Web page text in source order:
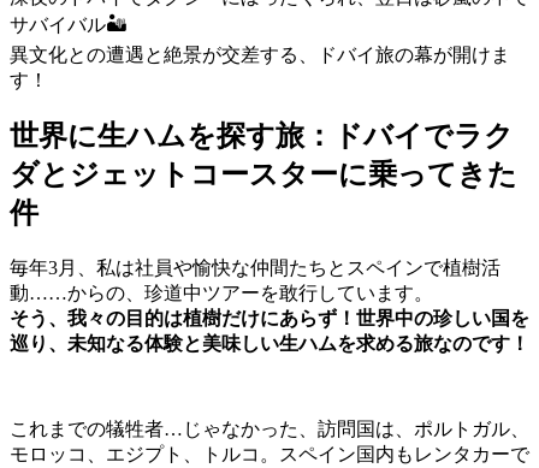
サバイバル🏜
異文化との遭遇と絶景が交差する、ドバイ旅の幕が開けま
す！
世界に生ハムを探す旅：ドバイでラク
ダとジェットコースターに乗ってきた
件
毎年3月、私は社員や愉快な仲間たちとスペインで植樹活
動……からの、珍道中ツアーを敢行しています。
そう、我々の目的は植樹だけにあらず！世界中の珍しい国を
巡り、未知なる体験と美味しい生ハムを求める旅なのです！
これまでの犠牲者…じゃなかった、訪問国は、ポルトガル、
モロッコ、エジプト、トルコ。スペイン国内もレンタカーで